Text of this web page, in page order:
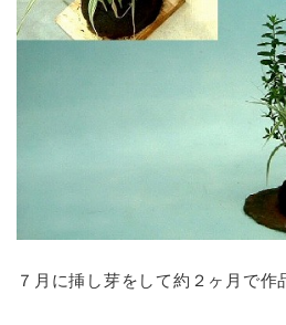
７月に挿し芽をして約２ヶ月で作